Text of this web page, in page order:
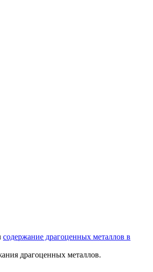
содержание драгоценных металлов в
драгоценных металлов.